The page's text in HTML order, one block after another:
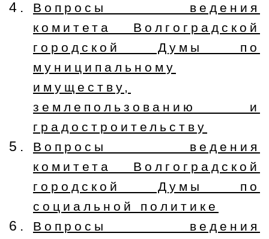
Вопросы ведения
комитета Волгоградской
городской Думы по
муниципальному
имуществу,
землепользованию и
градостроительству
Вопросы ведения
комитета Волгоградской
городской Думы по
социальной политике
Вопросы ведения